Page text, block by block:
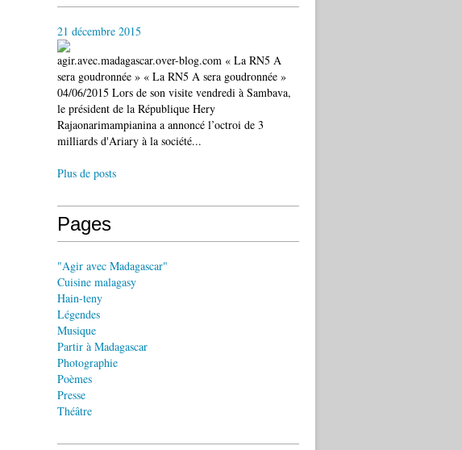
21 décembre 2015
agir.avec.madagascar.over-blog.com « La RN5 A
sera goudronnée » « La RN5 A sera goudronnée »
04/06/2015 Lors de son visite vendredi à Sambava,
le président de la République Hery
Rajaonarimampianina a annoncé l’octroi de 3
milliards d'Ariary à la société...
Plus de posts
Pages
"Agir avec Madagascar"
Cuisine malagasy
Hain-teny
Légendes
Musique
Partir à Madagascar
Photographie
Poèmes
Presse
Théâtre